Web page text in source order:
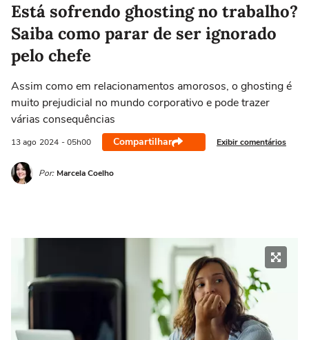
Está sofrendo ghosting no trabalho?
Saiba como parar de ser ignorado
pelo chefe
Assim como em relacionamentos amorosos, o ghosting é
muito prejudicial no mundo corporativo e pode trazer
várias consequências
13 ago 2024 - 05h00 Compartilhar Exibir comentários
Por: Marcela Coelho